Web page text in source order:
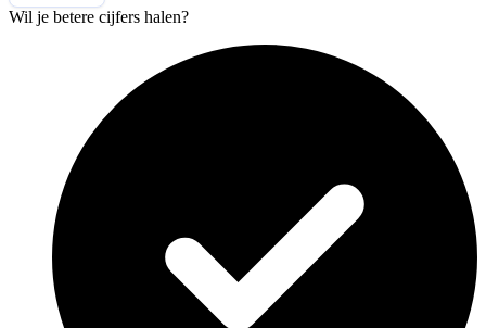
Wil je betere cijfers halen?